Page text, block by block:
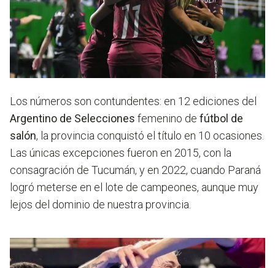
Los números son contundentes: en 12 ediciones del
Argentino de Selecciones femenino de fútbol de
salón, la provincia conquistó el título en 10 ocasiones.
Las únicas excepciones fueron en 2015, con la
consagración de Tucumán, y en 2022, cuando Paraná
logró meterse en el lote de campeones, aunque muy
lejos del dominio de nuestra provincia.